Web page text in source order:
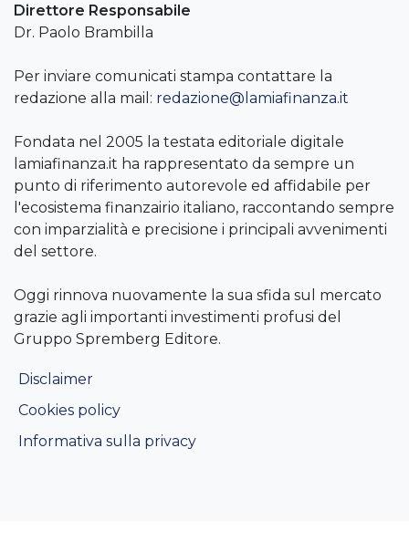
Direttore Responsabile
Dr. Paolo Brambilla
Per inviare comunicati stampa contattare la
redazione alla mail: redazione@lamiafinanza.it
Fondata nel 2005 la testata editoriale digitale
lamiafinanza.it ha rappresentato da sempre un
punto di riferimento autorevole ed affidabile per
l'ecosistema finanzairio italiano, raccontando sempre
con imparzialità e precisione i principali avvenimenti
del settore.
Oggi rinnova nuovamente la sua sfida sul mercato
grazie agli importanti investimenti profusi del
Gruppo Spremberg Editore.
Disclaimer
Cookies policy
Informativa sulla privacy